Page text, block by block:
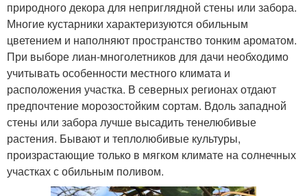
природного декора для неприглядной стены или забора.
Многие кустарники характеризуются обильным
цветением и наполняют пространство тонким ароматом.
При выборе лиан-многолетников для дачи необходимо
учитывать особенности местного климата и
расположения участка. В северных регионах отдают
предпочтение морозостойким сортам. Вдоль западной
стены или забора лучше высадить тенелюбивые
растения. Бывают и теплолюбивые культуры,
произрастающие только в мягком климате на солнечных
участках с обильным поливом.